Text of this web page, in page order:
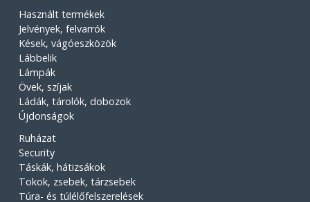
Használt termékek
Jelvények, felvarrók
Kések, vágóeszközök
Lábbelik
Lámpák
Övek, szíjak
Ládák, tárolók, dobozok
Újdonságok
Ruházat
Security
Táskák, hátizsákok
Tokok, zsebek, tárzsebek
Túra- és túlélőfelszerelések